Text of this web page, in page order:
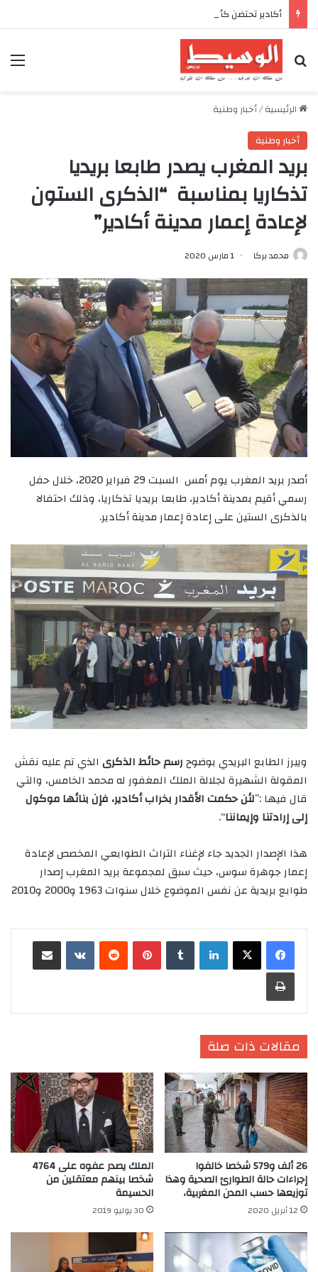
بحث عن
الرئيسية/أخبار وطنية
أخبار وطنية
بريد المغرب يصدر طابعا بريديا
تذكاريا بمناسبة “الذكرى الستون
لإعادة إعمار مدينة أكادير”
محمد بركا 1 مارس 2020
أصدر بريد المغرب يوم أمس السبت 29 فبراير 2020، خلال حفل
رسمي أقيم بمدينة أكادير، طابعا بريديا تذكاريا، وذلك احتفالا
بالذكرى الستين على إعادة إعمار مدينة أكادير.
ويبرز الطابع البريدي بوضوحرسم حائط الذكرى الذي تم عليه نقش
المقولة الشهيرة لجلالة الملك المغفور له محمد الخامس، والتي
قال فيها :”لئن حكمت الأقدار بخراب أكادير، فإن بنائها موكول
إلى إرادتنا وإيماننا“.
هذا الإصدار الجديد جاء لإغناء التراث الطوابعي المخصص لإعادة
إعمار جوهرة سوس، حيث سبق لمجموعة بريد المغرب إصدار
طوابع بريدية عن نفس الموضوع خلال سنوات 1963 و2000 و2010
لينكدإن بينتيريست
طباعة
مقالات ذات صلة
26 ألف و579 شخصا خالفوا
إجراءات حالة الطوارئ الصحية وهذا
توزيعها حسب المدن المغربية،
12 أبريل 2020
الملك يصدر عفوه على 4764
شخصا بينهم معتقلين من
الحسيمة
30 يوليو 2019